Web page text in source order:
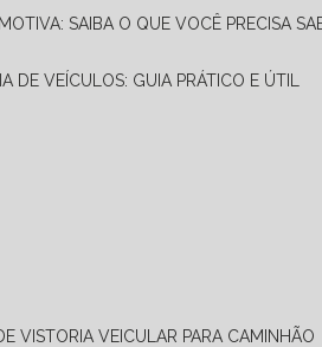
SAIBA O QUE VOCÊ PRECISA
DE VEÍCULOS: GUIA PRÁTICO E ÚTIL
VISTORIA VEICULAR PARA CAMINHÃO